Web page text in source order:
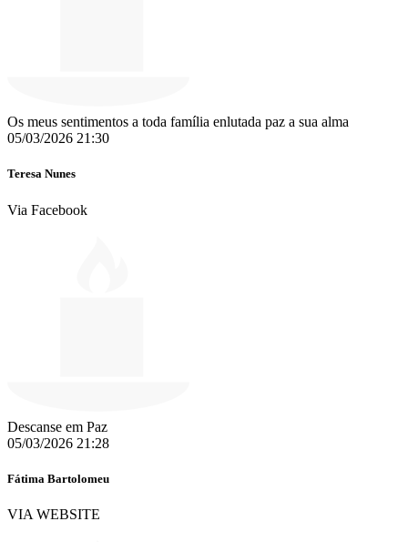
Os meus sentimentos a toda família enlutada paz a sua alma
05/03/2026 21:30
Teresa Nunes
Via Facebook
Descanse em Paz
05/03/2026 21:28
Fátima Bartolomeu
VIA WEBSITE